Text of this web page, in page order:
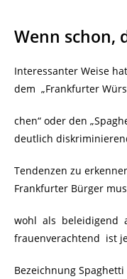
Wenn schon,
Interessanter Weise
dem „Frankfurter
chen“ oder den
deutlich
Tendenzen zu
Frankfurter Bürger
wohl als beleidigend
frauenverachtend ist
Bezeichnung